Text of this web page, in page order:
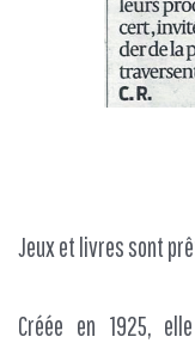
Jeux et livres sont
Créée en 1925,